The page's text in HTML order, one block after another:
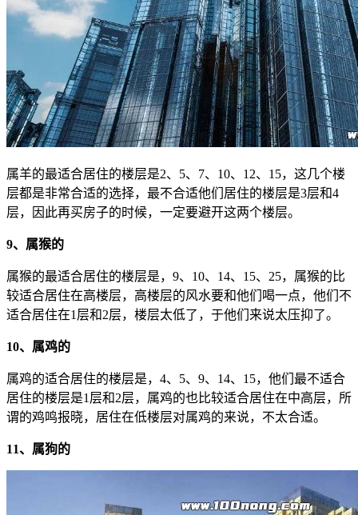
属羊的最适合居住的楼层是2、5、7、10、12、15，这几个楼
层都是非常合适的选择，最不合适他们居住的楼层是3层和4
层，因此再买房子的时候，一定要避开这两个楼层。
9、属猴的
属猴的最适合居住的楼层是，9、10、14、15、25，属猴的比
较适合居住在高楼层，高楼层的风水要和他们喝一点，他们不
适合居住在1层和2层，楼层太低了，于他们来说太压抑了。
10、属鸡的
属鸡的适合居住的楼层是，4、5、9、14、15，他们最不适合
居住的楼层是1层和2层，属鸡的也比较适合居住在中高层，所
谓的鸡鸣报晓，居住在低楼层对属鸡的来说，不太合适。
11、属狗的